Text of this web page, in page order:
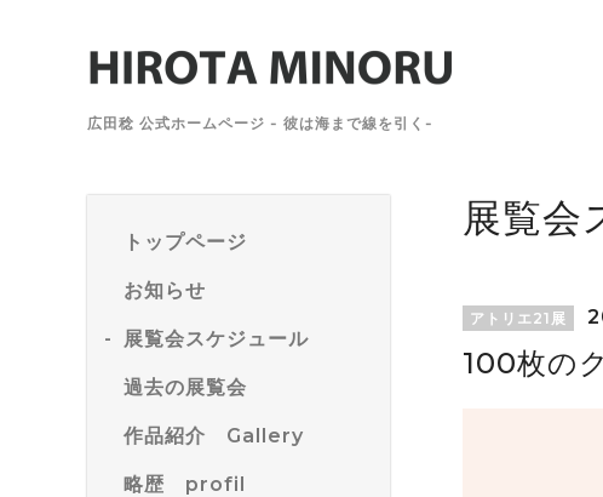
広田稔 公式ホームページ - 彼は海まで線を引く-
トップページ
お知らせ
展覧会スケジュール
過去の展覧会
作品紹介 Gallery
略歴 profil
展覧会
アトリエ21展
100枚の